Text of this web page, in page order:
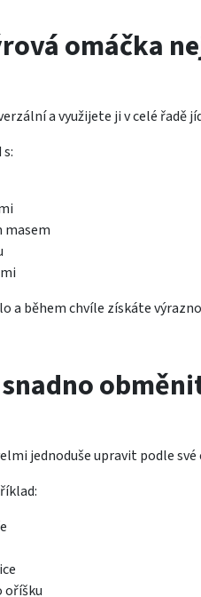
omáčka
a využijete ji v celé řadě
masem
a během chvíle získáte
jednoduše upravit podle své
oříšku